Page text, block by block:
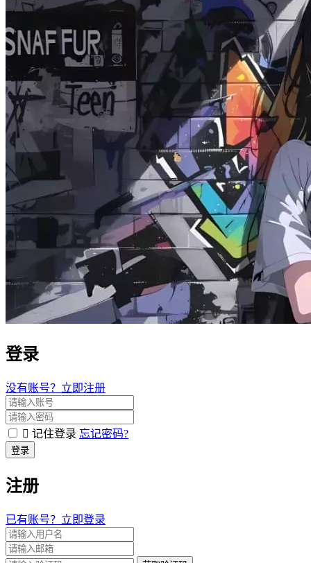
登录
没有账号？立即注册
记住登录 忘记密码?
登录
注册
已有账号？立即登录